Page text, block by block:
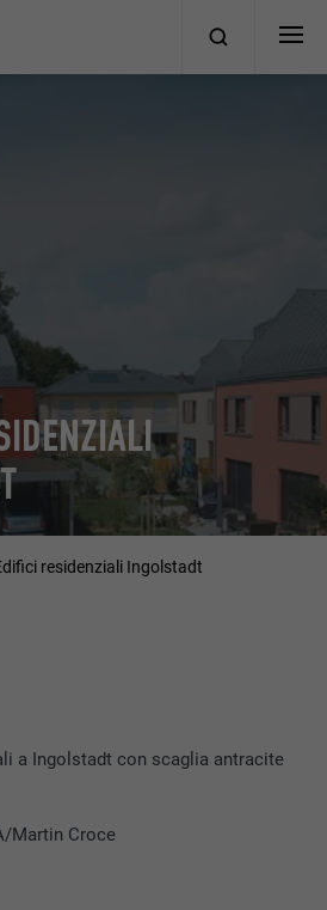
residenziali Ingolstadt
a Ingolstadt con scaglia antracite
Martin Croce